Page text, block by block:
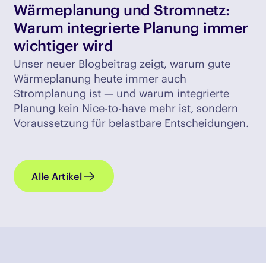
Wärmeplanung und Stromnetz:
Warum integrierte Planung immer
wichtiger wird
Unser neuer Blogbeitrag zeigt, warum gute
Wärmeplanung heute immer auch
Stromplanung ist — und warum integrierte
Planung kein Nice-to-have mehr ist, sondern
Voraussetzung für belastbare Entscheidungen.
Alle Artikel